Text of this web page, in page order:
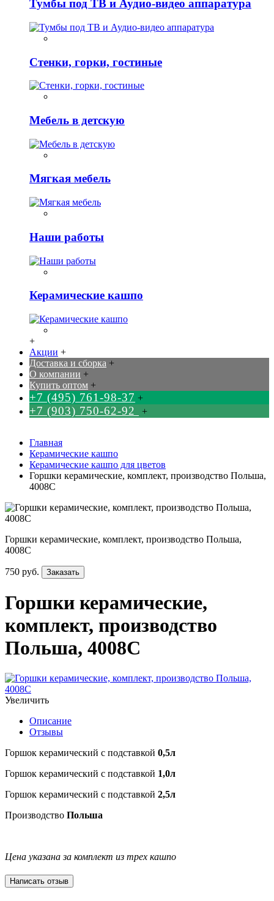
Тумбы под ТВ и Аудио-видео аппаратура
Стенки, горки, гостиные
Мебель в детскую
Мягкая мебель
Наши работы
Керамические кашпо
+
Акции +
Доставка и сборка +
О компании +
Купить оптом +
+7 (495) 761-98-37 +
+7 (903) 750-62-92 +
Главная
Керамические кашпо
Керамические кашпо для цветов
Горшки керамические, комплект, производство Польша,
4008C
Горшки керамические, комплект, производство Польша,
4008C
750 руб. Заказать
Горшки керамические,
комплект, производство
Польша, 4008C
Увеличить
Описание
Отзывы
Горшок керамический с подставкой 0,5л
Горшок керамический с подставкой 1,0л
Горшок керамический с подставкой 2,5л
Производство Польша
Цена указана за комплект из трех кашпо